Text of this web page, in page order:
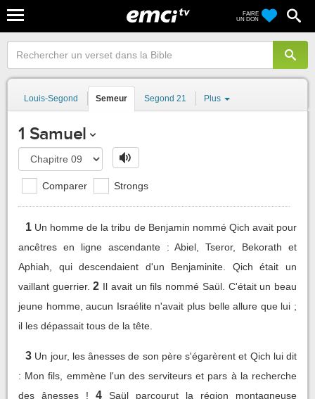
FAIRE
UN DON
Louis-Segond Semeur Segond 21 Plus
1 Samuel
Comparer Strongs
1 Un homme de la tribu de Benjamin nommé Qich avait pour
ancêtres en ligne ascendante : Abiel, Tseror, Bekorath et
Aphiah, qui descendaient d'un Benjaminite. Qich était un
vaillant guerrier. 2 Il avait un fils nommé Saül. C'était un beau
jeune homme, aucun Israélite n'avait plus belle allure que lui ;
il les dépassait tous de la tête.
3 Un jour, les ânesses de son père s'égarèrent et Qich lui dit
: Mon fils, emmène l'un des serviteurs et pars à la recherche
des ânesses !
4
Saül parcourut la région montagneuse